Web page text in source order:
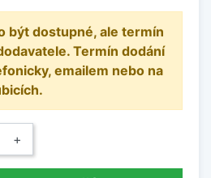
být dostupné, ale termín
Termín dodání
emailem nebo na
+